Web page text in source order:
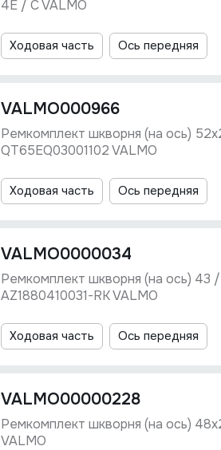
4E / C VALMO
Ходовая часть Ось передняя
VALMO000966
Ремкомплект шкворня (на ось)
QT65EQ03001102 VALMO
Ходовая часть Ось передняя
VALMO0000034
Ремкомплект шкворня (на ось)
AZ1880410031-RK VALMO
Ходовая часть Ось передняя
VALMO00000228
Ремкомплект шкворня (на ось)
VALMO